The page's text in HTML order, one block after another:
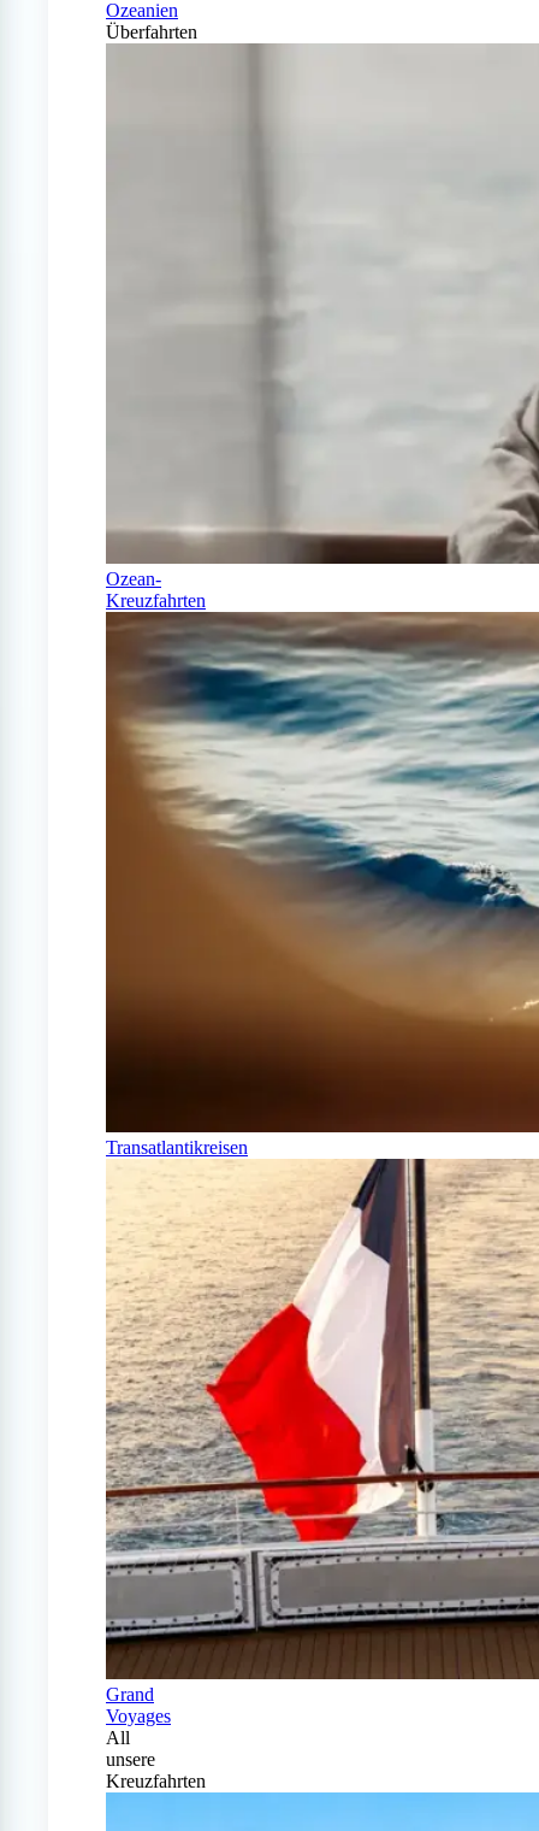
Ozeanien
Überfahrten
Ozean-
Kreuzfahrten
Transatlantikreisen
Grand
Voyages
All
unsere
Kreuzfahrten